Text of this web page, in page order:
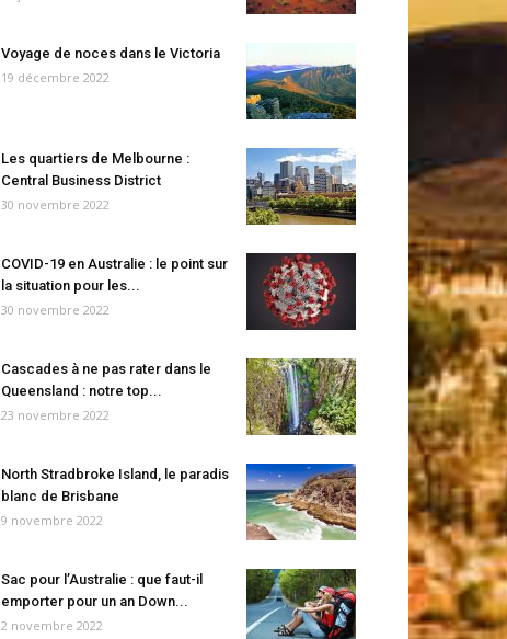
Voyage de noces dans le Victoria
19 décembre 2022
Les quartiers de Melbourne :
Central Business District
30 novembre 2022
COVID-19 en Australie : le point sur
la situation pour les...
30 novembre 2022
Cascades à ne pas rater dans le
Queensland : notre top...
23 novembre 2022
North Stradbroke Island, le paradis
blanc de Brisbane
9 novembre 2022
Sac pour l’Australie : que faut-il
emporter pour un an Down...
2 novembre 2022